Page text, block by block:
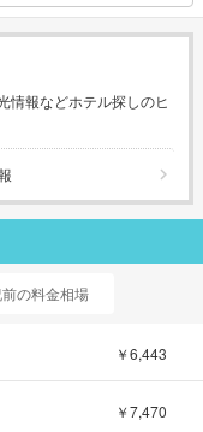
情報などホテル探しのヒ
の料金相場
￥6,443
￥7,470